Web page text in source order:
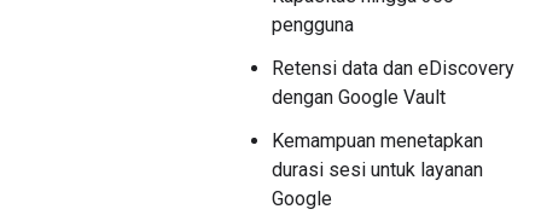
pengguna
Retensi data dan eDiscovery
dengan Google Vault
Kemampuan menetapkan
durasi sesi untuk layanan
Google